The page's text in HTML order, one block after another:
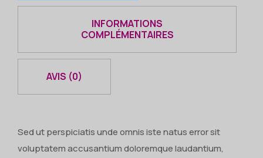
INFORMATIONS
COMPLÉMENTAIRES
AVIS (0)
Sed ut perspiciatis unde omnis iste natus error sit
voluptatem accusantium doloremque laudantium,